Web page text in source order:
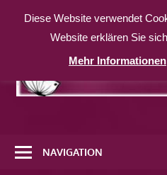
Inhalt
weitereNAVIGATION
Diese Website verwendet
Website erklären Sie
Mehr Informationen